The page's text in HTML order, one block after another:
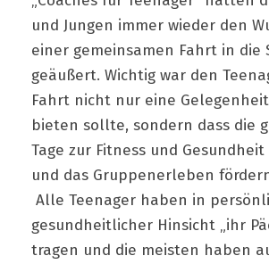
und Jungen immer wieder den
einer gemeinsamen Fahrt in die
geäußert. Wichtig war den
Fahrt nicht nur eine
bieten sollte, sondern dass die
Tage zur Fitness und
und das Gruppenerleben
Alle Teenager haben in
gesundheitlicher Hinsicht „ihr
tragen und die meisten haben